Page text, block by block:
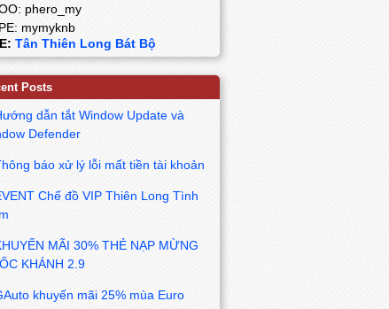
phero_my
mymyknb
Tân Thiên Long Bát Bộ
Posts
dẫn tắt Window Update và
Defender
báo xử lý lỗi mất tiền tài khoản
Chế đồ VIP Thiên Long Tình
MÃI 30% THẺ NẠP MỪNG
KHÁNH 2.9
khuyến mãi 25% mùa Euro